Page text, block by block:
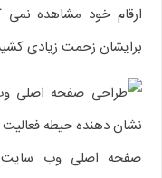
ارقام خود مشاهده نمی
برایشان زحمت زیادی
صفحه اصلی وب سایت